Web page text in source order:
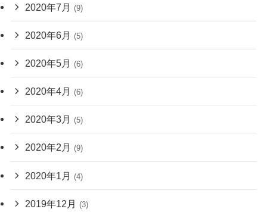
2020年7月 (9)
2020年6月 (5)
2020年5月 (6)
2020年4月 (6)
2020年3月 (5)
2020年2月 (9)
2020年1月 (4)
2019年12月 (3)